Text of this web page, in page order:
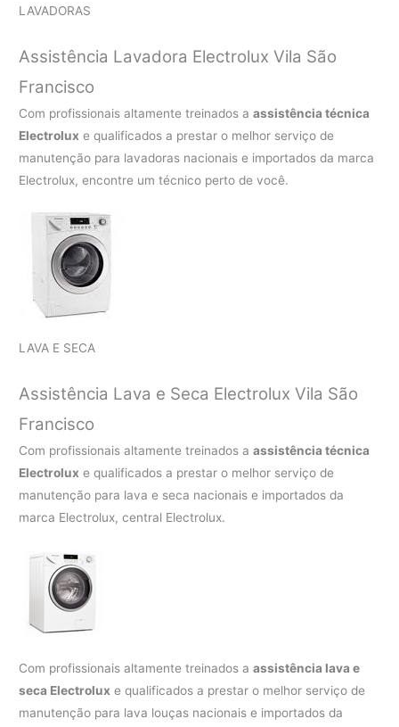
LAVADORAS
Assistência Lavadora Electrolux Vila São
Francisco
Com profissionais altamente treinados aassistência técnica
Electrolux e qualificados a prestar o melhor serviço de
manutenção para lavadoras nacionais e importados da marca
Electrolux, encontre um técnico perto de você.
LAVA E SECA
Assistência Lava e Seca Electrolux Vila São
Francisco
Com profissionais altamente treinados aassistência técnica
Electrolux e qualificados a prestar o melhor serviço de
manutenção para lava e seca nacionais e importados da
marca Electrolux, central Electrolux.
Com profissionais altamente treinados aassistência lava e
seca Electrolux e qualificados a prestar o melhor serviço de
manutenção para lava louças nacionais e importados da